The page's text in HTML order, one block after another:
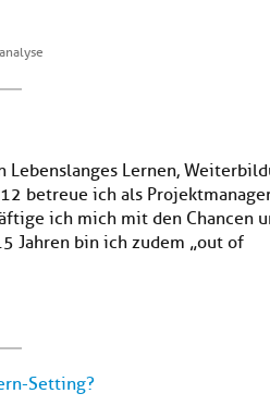
Lernen,
betreue ich als
ich mich mit den Chancen
Jahren bin ich zudem „out of
Setting?